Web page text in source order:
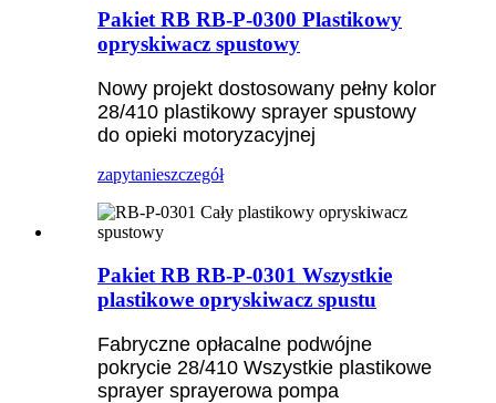
Pakiet RB RB-P-0300 Plastikowy
opryskiwacz spustowy
Nowy projekt dostosowany pełny kolor
28/410 plastikowy sprayer spustowy
do opieki motoryzacyjnej
zapytanieszczegół
Pakiet RB RB-P-0301 Wszystkie
plastikowe opryskiwacz spustu
Fabryczne opłacalne podwójne
pokrycie 28/410 Wszystkie plastikowe
sprayer sprayerowa pompa